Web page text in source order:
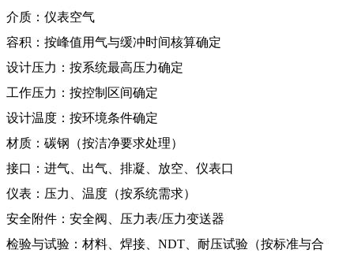
介质：仪表空气
容积：按峰值用气与缓冲时间核算确定
设计压力：按系统最高压力确定
工作压力：按控制区间确定
设计温度：按环境条件确定
材质：碳钢（按洁净要求处理）
接口：进气、出气、排凝、放空、仪表口
仪表：压力、温度（按系统需求）
安全附件：安全阀、压力表/压力变送器
检验与试验：材料、焊接、NDT、耐压试验（按标准与合